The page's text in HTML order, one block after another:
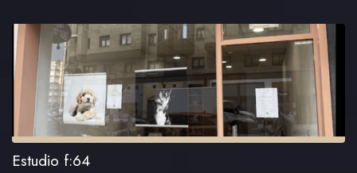
Estudio f:64